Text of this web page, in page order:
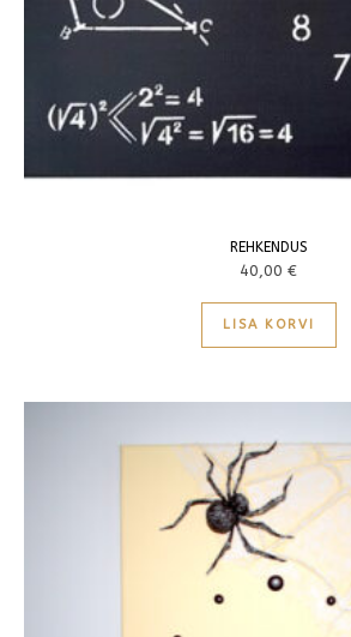
REHKENDUS
40,00 €
LISA KORVI